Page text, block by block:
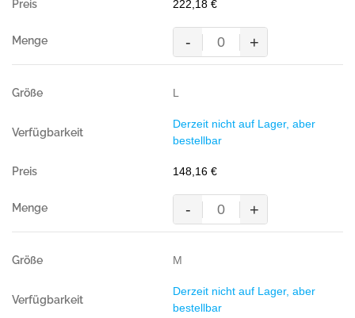
Menge
222,18 €
MASCOT®
WELS,
GELB/MARINE
240
Menge
- +
L
Derzeit nicht auf Lager, aber
bestellbar
148,16 €
MASCOT®
WELS,
GELB/MARINE
- +
M
Derzeit nicht auf Lager, aber
bestellbar